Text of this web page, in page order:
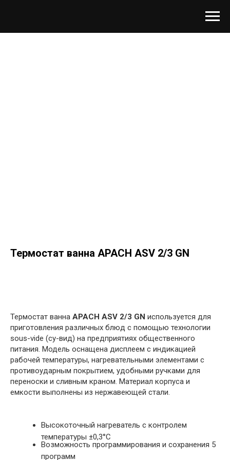
Термостат ванна APACH ASV 2/3 GN
Термостат ванна APACH ASV 2/3 GN используется для
приготовления различных блюд с помощью технологии
sous-vide (су-вид) на предприятиях общественного
питания. Модель оснащена дисплеем с индикацией
рабочей температуры, нагревательными элементами с
противоударным покрытием, удобными ручками для
переноски и сливным краном. Материал корпуса и
емкости выполнены из нержавеющей стали.
Высокоточный нагреватель с контролем
температуры ±0,3°С
Возможность программирования и сохранения 5
программ